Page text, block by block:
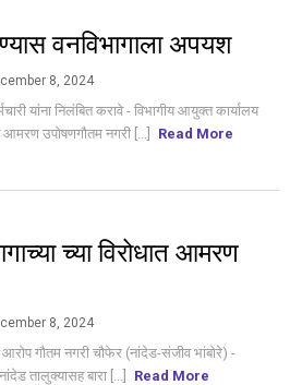
वनविभागाला अपयश
8, 2024
यांना निलंबित करावे - विभागीय आयुक्त कार्यालय
उपोषणगौतम नगरी [...]
Read More
च्या विरोधात आमरण
8, 2024
आरोप गौतम नगरी चौफेर (नांदेड-संजीव भांबोरे) -
तालुक्यासह बारा [...]
Read More